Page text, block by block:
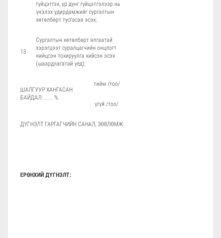
гүйцэтгэх, үр дүнг гүйцэтгэлээр нь
үнэлэх удирдамжийг сургалтын
хөтөлбөрт тусгасан эсэх;
13
Сургалтын хөтөлбөрт ялгаатай
хэрэгцээт суралцагчийн онцлогт
нийцсэн тохируулга хийсэн эсэх
(шаардлагатай үед);
ШАЛГУУР ХАНГАСАН
БАЙДАЛ: ...... %
тийм /тоо/
үгүй /тоо/
ДҮГНЭЛТ ГАРГАГЧИЙН САНАЛ, ЗӨВЛӨМЖ:
ЕРӨНХИЙ ДҮГНЭЛТ: